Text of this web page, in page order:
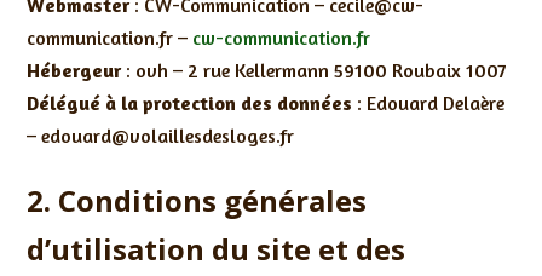
Webmaster: CW-Communication – cecile@cw-
communication.fr – cw-communication.fr
Hébergeur: ovh – 2 rue Kellermann 59100 Roubaix 1007
Délégué à la protection des données : Edouard Delaère
– edouard@volaillesdesloges.fr
2. Conditions générales
d’utilisation du site et des